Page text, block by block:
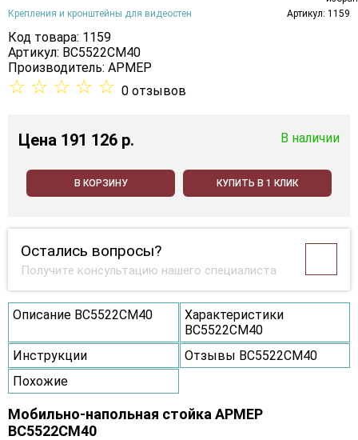
Крепления и кронштейны для видеостен Артикул: 1159
Код товара: 1159
Артикул: ВС5522СМ40
Производитель: АРМЕР
☆ ☆ ☆ ☆ ☆ 0 отзывов
Цена 191 126 p. В наличии
В КОРЗИНУ КУПИТЬ В 1 КЛИК
Остались вопросы?
Получите консультацию нашего специалиста
Описание ВС5522СМ40
Характеристики
ВС5522СМ40
Инструкции
Отзывы ВС5522СМ40
Похожие
Мобильно-напольная стойка АРМЕР
ВС5522СМ40